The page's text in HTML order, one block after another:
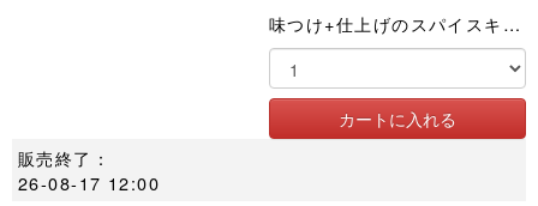
味つけ+仕上げのスパイスキット。仕上げのドライパクチーで本格度UP!
販売終了：
26-08-17 12:00